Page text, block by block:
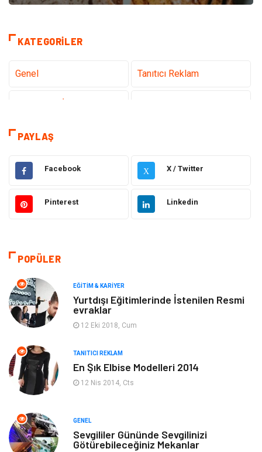
KATEGORILER
Genel Tanıtıcı Reklam
Hizmet
Hukuk Emlak
Otomotiv Sağlıklı Yaşam
Moda
Makine
Elektronik
Giyim
Ev Dekorasyon Organizasyon
Anne & Çocuk Genel Kültür
PAYLAŞ
Facebook X X / Twitter
Pinterest Linkedin
POPÜLER
EĞITIM & KARIYER
Yurtdışı Eğitimlerinde İstenilen Resmi
evraklar
12 Eki 2018, Cum
TANITICI REKLAM
En Şık Elbise Modelleri 2014
12 Nis 2014, Cts
GENEL
Sevgililer Gününde Sevgilinizi
Götürebileceğiniz Mekanlar